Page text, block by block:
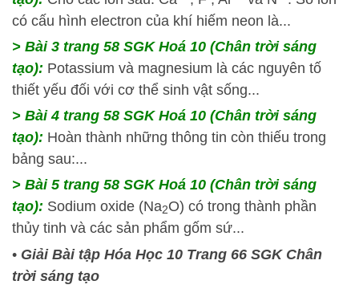
có cấu hình electron của khí hiếm neon là...
> Bài 3 trang 58 SGK Hoá 10 (Chân trời sáng
tạo): Potassium và magnesium là các nguyên tố
thiết yếu đối với cơ thể sinh vật sống...
> Bài 4 trang 58 SGK Hoá 10 (Chân trời sáng
tạo): Hoàn thành những thông tin còn thiếu trong
bảng sau:...
> Bài 5 trang 58 SGK Hoá 10 (Chân trời sáng
tạo): Sodium oxide (Na2O) có trong thành phần
thủy tinh và các sản phẩm gốm sứ...
• Giải Bài tập Hóa Học 10 Trang 66 SGK Chân
trời sáng tạo